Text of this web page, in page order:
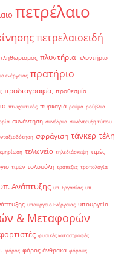
πετρέλαιο
πετρελαιοειδή
πλυντήρια πλυντήριο
ενέργειας πρατήριο
προδιαγραφές προθεσμία
πτωχευτικός πυρκαγιά ρεύμα ρούβλια
συνάντηση συνέδριο συνέντευξη τύπου
σφράγιση τάνκερ τέλη
τελωνείο τηλεδιάσκεψη τιμές
τιμών τολουόλη τράπεζες τροπολογία
Ανάπτυξης υπ. Εργασίας υπ.
υπουργείο Ενέργειας υπουργείο
& Μεταφορών
φυσικές καταστροφές
φόρος φόρος άνθρακα φόρους